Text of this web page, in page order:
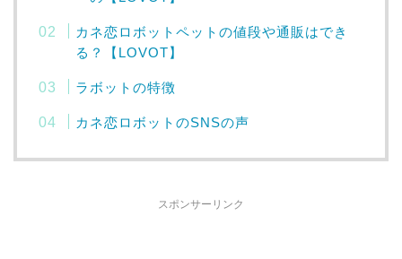
カネ恋ロボットペットの値段や通販はでき
る？【LOVOT】
ラボットの特徴
カネ恋ロボットのSNSの声
スポンサーリンク